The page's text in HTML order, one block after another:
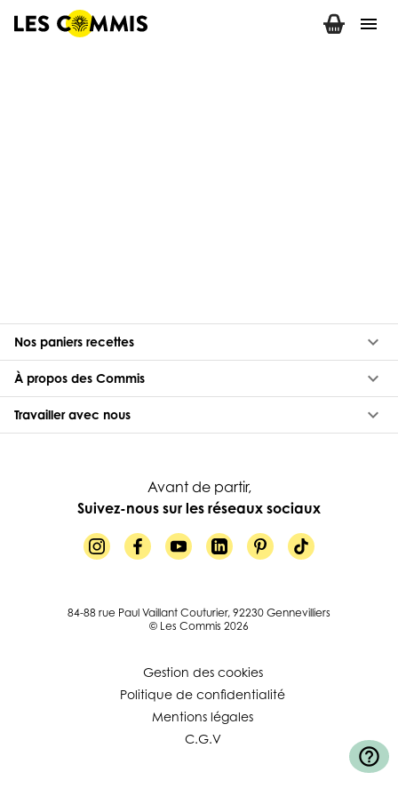
menu
Nos paniers recettes keyboard_arrow_down
À propos des Commis keyboard_arrow_down
Travailler avec nous keyboard_arrow_down
Avant de partir,
Suivez-nous sur les réseaux sociaux
84-88 rue Paul Vaillant Couturier, 92230 Gennevilliers
© Les Commis 2026
Gestion des cookies
Politique de confidentialité
Mentions légales
C.G.V
help_outline